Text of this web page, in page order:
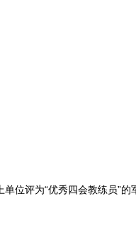
评为“优秀四会教练员”的